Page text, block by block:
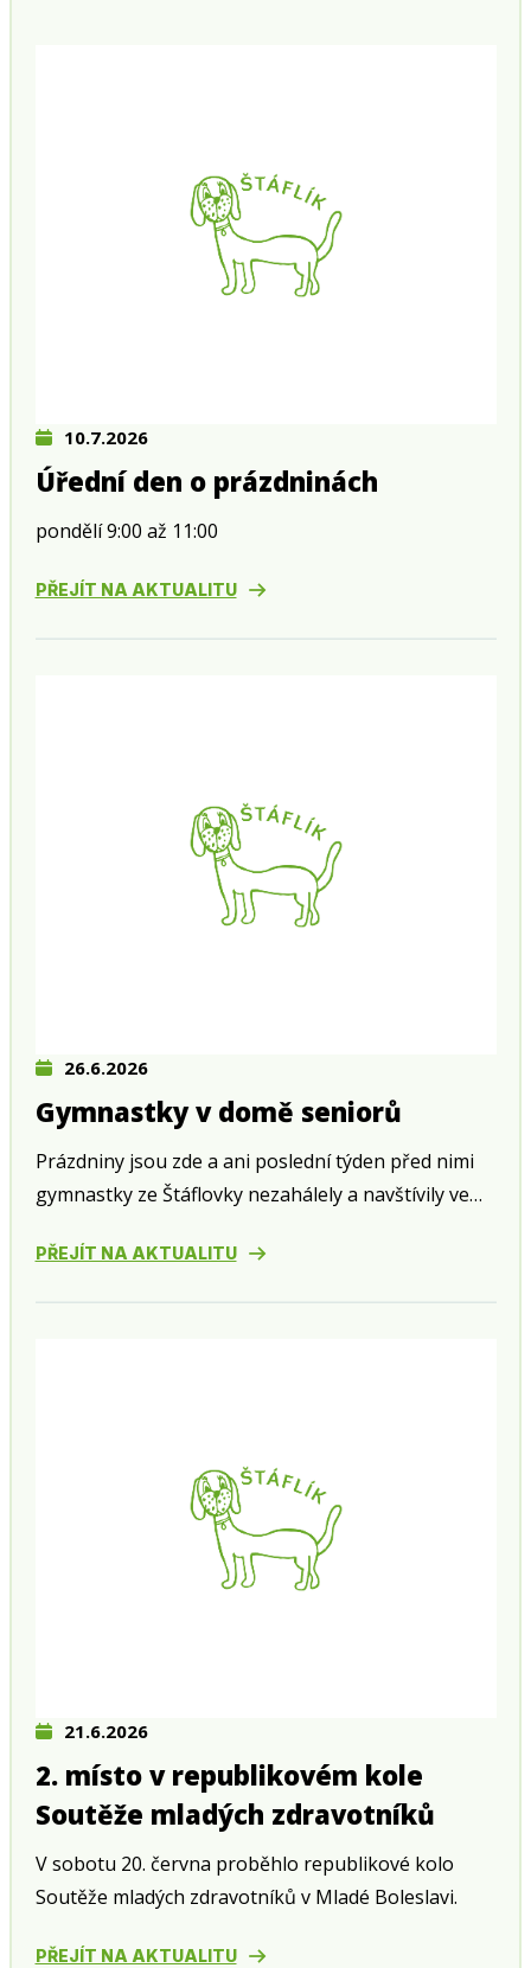
10.7.2026
Úřední den o prázdninách
pondělí 9:00 až 11:00
PŘEJÍT NA AKTUALITU
26.6.2026
Gymnastky v domě seniorů
Prázdniny jsou zde a ani poslední týden před nimi
gymnastky ze Štáflovky nezahálely a navštívily ve
v Husově ulici.
PŘEJÍT NA AKTUALITU
21.6.2026
2. místo v republikovém kole
Soutěže mladých zdravotníků
V sobotu 20. června proběhlo republikové kolo
Soutěže mladých zdravotníků v Mladé Boleslavi.
PŘEJÍT NA AKTUALITU